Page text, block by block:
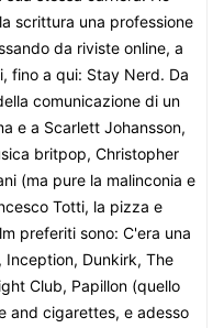
scrittura una professione
da riviste online, a
fino a qui: Stay Nerd. Da
comunicazione di un
e a Scarlett Johansson,
britpop, Christopher
(ma pure la malinconia e
Totti, la pizza e
preferiti sono: C'era una
Inception, Dunkirk, The
Club, Papillon (quello
and cigarettes, e adesso